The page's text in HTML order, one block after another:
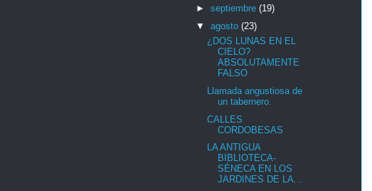
► septiembre (19)
▼ agosto (23)
¿DOS LUNAS EN EL
CIELO?
ABSOLUTAMENTE
FALSO
Llamada angustiosa de
un tabernero.
CALLES
CORDOBESAS
LA ANTIGUA
BIBLIOTECA-
SÉNECA EN LOS
JARDINES DE LA...